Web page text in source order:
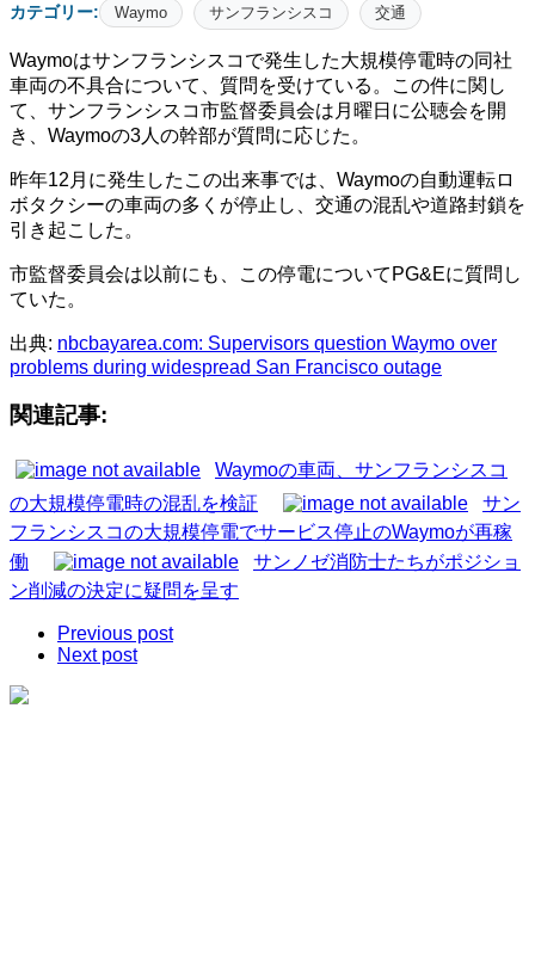
カテゴリー: Waymo サンフランシスコ 交通
Waymoはサンフランシスコで発生した大規模停電時の同社
車両の不具合について、質問を受けている。この件に関し
て、サンフランシスコ市監督委員会は月曜日に公聴会を開
き、Waymoの3人の幹部が質問に応じた。
昨年12月に発生したこの出来事では、Waymoの自動運転ロ
ボタクシーの車両の多くが停止し、交通の混乱や道路封鎖を
引き起こした。
市監督委員会は以前にも、この停電についてPG&Eに質問し
ていた。
出典: nbcbayarea.com: Supervisors question Waymo over
problems during widespread San Francisco outage
関連記事:
Waymoの車両、サンフランシスコ
の大規模停電時の混乱を検証
サン
フランシスコの大規模停電でサービス停止のWaymoが再稼
働
サンノゼ消防士たちがポジショ
ン削減の決定に疑問を呈す
Previous post
Next post